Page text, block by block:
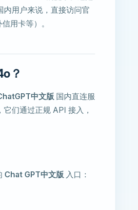
内用户来说，直接访问官
用卡等）。
？
中文版 国内直连服
它们通过正规 API 接入，
Chat GPT中文版 入口：